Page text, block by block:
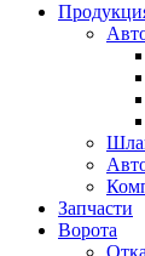
Запчасти
Ворота